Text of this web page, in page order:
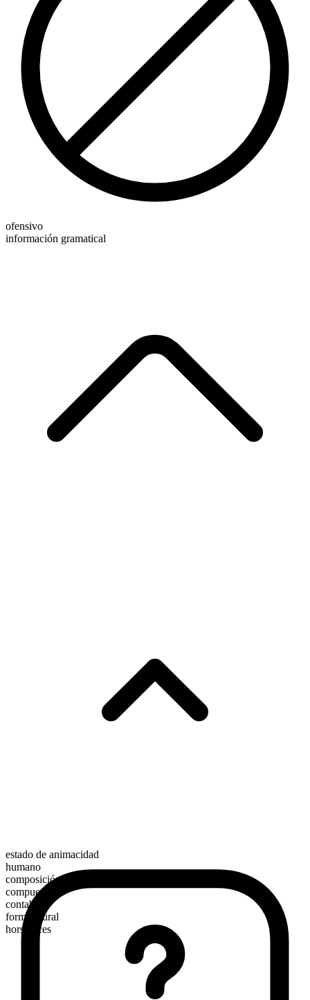
ofensivo
información gramatical
estado de animacidad
humano
composición morfológica
compuesto
contable
forma plural
horsefaces